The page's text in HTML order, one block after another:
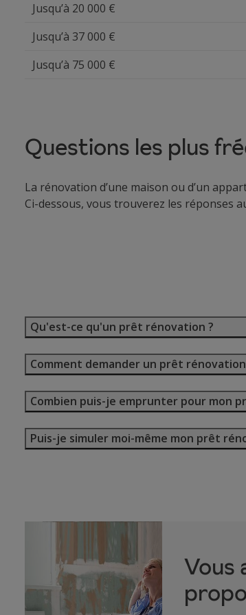
Jusqu’à 20 000 €
Jusqu’à 37 000 €
Jusqu’à 75 000 €
Questions les plus
La rénovation d’une maison ou d’un
Ci-dessous, vous trouverez les réponses
Qu'est-ce qu'un prêt rénovation ?
Comment demander un prêt rénovation
Combien puis-je emprunter pour mon
Puis-je simuler moi-même mon prêt
Vous